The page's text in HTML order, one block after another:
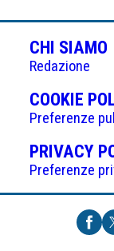
CHI SIAMO
Redazione
COOKIE
Preferenze
PRIVACY
Preferenze